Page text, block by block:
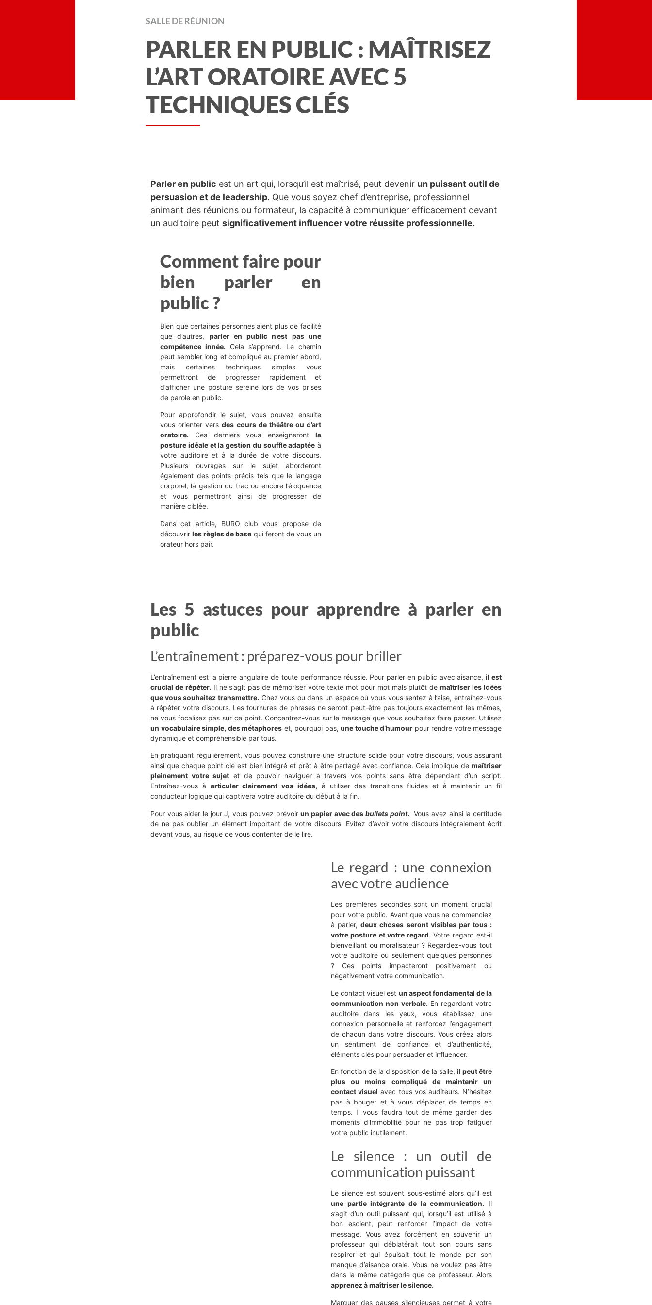
SALLE DE RÉUNION
PARLER EN PUBLIC : MAÎTRISEZ
L’ART ORATOIRE AVEC 5
TECHNIQUES CLÉS
Parler en public est un art qui, lorsqu’il est maîtrisé, peut devenir un puissant outil de
persuasion et de leadership. Que vous soyez chef d’entreprise, professionnel
animant des réunions ou formateur, la capacité à communiquer efficacement devant
un auditoire peut significativement influencer votre réussite professionnelle.
Comment faire pour
bien parler en
public ?
Bien que certaines personnes aient plus de facilité
que d’autres, parler en public n’est pas une
compétence innée. Cela s’apprend. Le chemin
peut sembler long et compliqué au premier abord,
mais certaines techniques simples vous
permettront de progresser rapidement et
d’afficher une posture sereine lors de vos prises
de parole en public.
Pour approfondir le sujet, vous pouvez ensuite
vous orienter versdes cours de théâtre ou d’art
oratoire. Ces derniers vous enseigneront la
posture idéale et la gestion du souffle adaptée à
votre auditoire et à la durée de votre discours.
Plusieurs ouvrages sur le sujet aborderont
également des points précis tels que le langage
corporel, la gestion du trac ou encore l’éloquence
et vous permettront ainsi de progresser de
manière ciblée.
Dans cet article, BURO club vous propose de
découvrirles règles de base qui feront de vous un
orateur hors pair.
Les 5 astuces pour apprendre à parler en
public
L’entraînement : préparez-vous pour briller
L’entraînement est la pierre angulaire de toute performance réussie. Pour parler en public avec aisance,il est
crucial de répéter. Il ne s’agit pas de mémoriser votre texte mot pour mot mais plutôt demaîtriser les idées
que vous souhaitez transmettre. Chez vous ou dans un espace où vous vous sentez à l’aise, entraînez-vous
à répéter votre discours. Les tournures de phrases ne seront peut-être pas toujours exactement les mêmes,
ne vous focalisez pas sur ce point. Concentrez-vous sur le message que vous souhaitez faire passer. Utilisez
un vocabulaire simple, des métaphores et, pourquoi pas, une touche d’humour pour rendre votre message
dynamique et compréhensible par tous.
En pratiquant régulièrement, vous pouvez construire une structure solide pour votre discours, vous assurant
ainsi que chaque point clé est bien intégré et prêt à être partagé avec confiance. Cela implique de maîtriser
pleinement votre sujet et de pouvoir naviguer à travers vos points sans être dépendant d’un script.
Entraînez-vous à articuler clairement vos idées, à utiliser des transitions fluides et à maintenir un fil
conducteur logique qui captivera votre auditoire du début à la fin.
Pour vous aider le jour J, vous pouvez prévoirun papier avec desbullets point. Vous avez ainsi la certitude
de ne pas oublier un élément important de votre discours. Evitez d’avoir votre discours intégralement écrit
devant vous, au risque de vous contenter de le lire.
Le regard : une connexion
avec votre audience
Les premières secondes sont un moment crucial
pour votre public. Avant que vous ne commenciez
à parler,deux choses seront visibles par tous :
votre posture et votre regard. Votre regard est-il
bienveillant ou moralisateur ? Regardez-vous tout
votre auditoire ou seulement quelques personnes
? Ces points impacteront positivement ou
négativement votre communication.
Le contact visuel est un aspect fondamental de la
communication non verbale. En regardant votre
auditoire dans les yeux, vous établissez une
connexion personnelle et renforcez l’engagement
de chacun dans votre discours. Vous créez alors
un sentiment de confiance et d’authenticité,
éléments clés pour persuader et influencer.
En fonction de la disposition de la salle, il peut être
plus ou moins compliqué de maintenir un
contact visuel avec tous vos auditeurs. N’hésitez
pas à bouger et à vous déplacer de temps en
temps. Il vous faudra tout de même garder des
moments d’immobilité pour ne pas trop fatiguer
votre public inutilement.
Le silence : un outil de
communication puissant
Le silence est souvent sous-estimé alors qu’il est
une partie intégrante de la communication. Il
s’agit d’un outil puissant qui, lorsqu’il est utilisé à
bon escient, peut renforcer l’impact de votre
message. Vous avez forcément en souvenir un
professeur qui déblatérait tout son cours sans
respirer et qui épuisait tout le monde par son
manque d’aisance orale. Vous ne voulez pas être
dans la même catégorie que ce professeur. Alors
apprenez à maîtriser le silence.
Marquer des pauses silencieuses permet à votre